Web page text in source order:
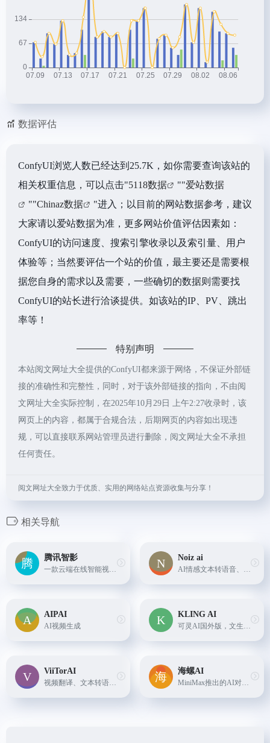
数据评估
ConfyUI浏览人数已经达到25.7K，如你需要查询该站的
相关权重信息，可以点击"5118数据 ""爱站数据
""Chinaz数据
"进入；以目前的网站数据参考，建议
大家请以爱站数据为准，更多网站价值评估因素如：
ConfyUI的访问速度、搜索引擎收录以及索引量、用户
体验等；当然要评估一个站的价值，最主要还是需要根
据您自身的需求以及需要，一些确切的数据则需要找
ConfyUI的站长进行洽谈提供。如该站的IP、PV、跳出
率等！
特别声明
本站阅文网址大全提供的ConfyUI都来源于网络，不保证外部链
接的准确性和完整性，同时，对于该外部链接的指向，不由阅
文网址大全实际控制，在2025年10月29日 上午2:27收录时，该
网页上的内容，都属于合规合法，后期网页的内容如出现违
规，可以直接联系网站管理员进行删除，阅文网址大全不承担
任何责任。
阅文网址大全致力于优质、实用的网络站点资源收集与分享！
相关导航
腾讯智影
一款云端在线智能视频创作工具，可提供包括数字人、文本配音、智能去水印、模板创作、在线视频剪辑等功能。
Noiz ai
AI情感文本转语音、AI语音克隆，一键多语言转换，保留原音
AIPAI
AI视频生成
KLING AI
可灵AI国外版，文生视频、图生视频
ViiTorAI
视频翻译、文本转语音、图片对口型、音色克隆与语音合成，一站式平台。
海螺AI
MiniMax推出的AI对话助理